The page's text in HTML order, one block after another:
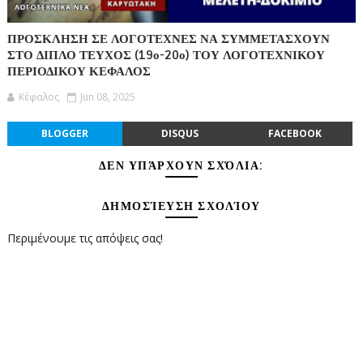
ΠΡΟΣΚΛΗΣΗ ΣΕ ΛΟΓΟΤΕΧΝΕΣ ΝΑ ΣΥΜΜΕΤΑΣΧΟΥΝ
ΣΤΟ ΔΙΠΛΟ ΤΕΥΧΟΣ (19ο-20ο) ΤΟΥ ΛΟΓΟΤΕΧΝΙΚΟΥ
ΠΕΡΙΟΔΙΚΟΥ ΚΕΦΑΛΟΣ
Κέφαλος Jun 08, 2025
BLOGGER DISQUS FACEBOOK
ΔΕΝ ΥΠΆΡΧΟΥΝ ΣΧΌΛΙΑ:
ΔΗΜΟΣΊΕΥΣΗ ΣΧΟΛΊΟΥ
Περιμένουμε τις απόψεις σας!